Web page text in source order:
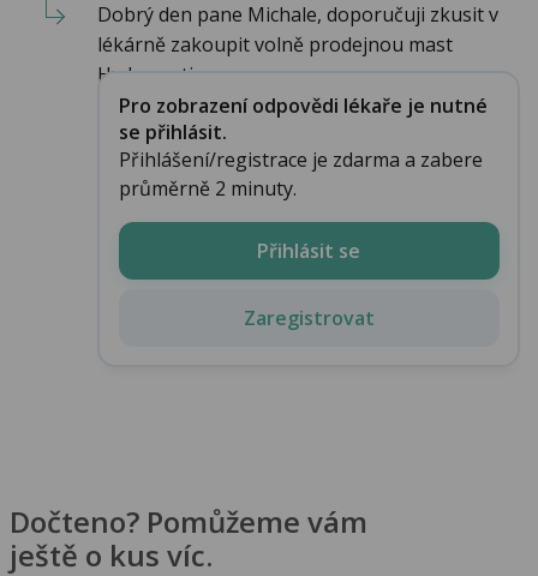
Dobrý den pane Michale, doporučuji zkusit v
lékárně zakoupit volně prodejnou mast
Hydrocortiso...
Pro zobrazení odpovědi lékaře je nutné
se přihlásit.
Přihlášení/registrace je zdarma a zabere
průměrně 2 minuty.
Přihlásit se
Zaregistrovat
Dočteno? Pomůžeme vám
ještě o kus víc.